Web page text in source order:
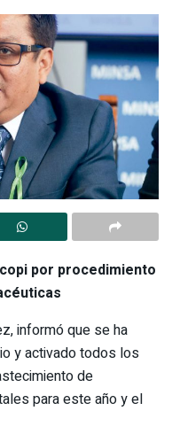
por procedimiento
informó que se ha
y activado todos los
de
para este año y el